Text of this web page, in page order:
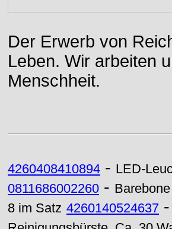
Der Erwerb von
Leben. Wir arbeiten
Menschheit.
4260408410894 - LED-
0811686002260 - Barebone
8 im Satz 4260140524637 -